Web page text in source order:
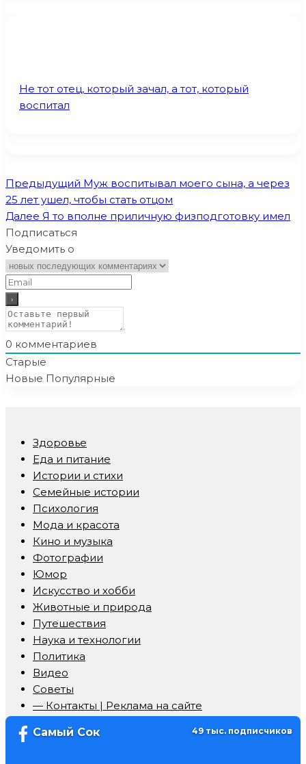
Не тот отец, который зачал, а тот, который
воспитал
Предыдущий Муж воспитывал моего сына, а через
25 лет ушел, чтобы стать отцом
Далее Я то вполне приличную физподго­товку имел
Подписаться
Уведомить о
0 комментариев
Старые
Новые Популярные
Здоровье
Еда и питание
Истории и стихи
Семейные истории
Психология
Мода и красота
Кино и музыка
Фотографии
Юмор
Искусство и хобби
Животные и природа
Путешествия
Наука и технологии
Политика
Видео
Советы
— Контакты | Реклама на сайте
Самый Сок 49 тыс. подписчиков